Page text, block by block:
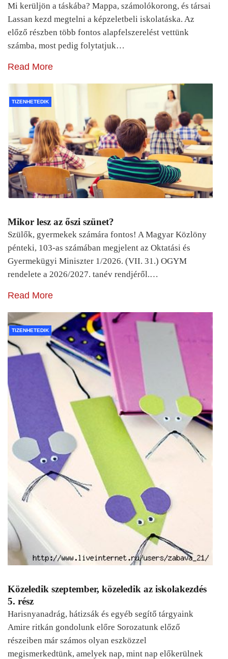
Mi kerüljön a táskába? Mappa, számolókorong, és társai
Lassan kezd megtelni a képzeletbeli iskolatáska. Az
előző részben több fontos alapfelszerelést vettünk
számba, most pedig folytatjuk…
Read More
TIZENHETEDIK
Mikor lesz az őszi szünet?
Szülők, gyermekek számára fontos! A Magyar Közlöny
pénteki, 103-as számában megjelent az Oktatási és
Gyermekügyi Miniszter 1/2026. (VII. 31.) OGYM
rendelete a 2026/2027. tanév rendjéről.…
Read More
TIZENHETEDIK
Közeledik szeptember, közeledik az iskolakezdés
5. rész
Harisnyanadrág, hátizsák és egyéb segítő tárgyaink
Amire ritkán gondolunk előre Sorozatunk előző
részeiben már számos olyan eszközzel
megismerkedtünk, amelyek nap, mint nap előkerülnek